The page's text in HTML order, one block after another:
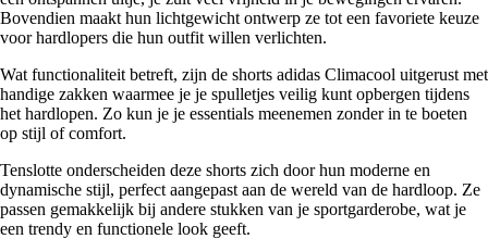
Bovendien maakt hun lichtgewicht ontwerp ze tot een favoriete keuze
voor hardlopers die hun outfit willen verlichten.
Wat functionaliteit betreft, zijn de shorts adidas Climacool uitgerust met
handige zakken waarmee je je spulletjes veilig kunt opbergen tijdens
het hardlopen. Zo kun je je essentials meenemen zonder in te boeten
op stijl of comfort.
Tenslotte onderscheiden deze shorts zich door hun moderne en
dynamische stijl, perfect aangepast aan de wereld van de hardloop. Ze
passen gemakkelijk bij andere stukken van je sportgarderobe, wat je
een trendy en functionele look geeft.